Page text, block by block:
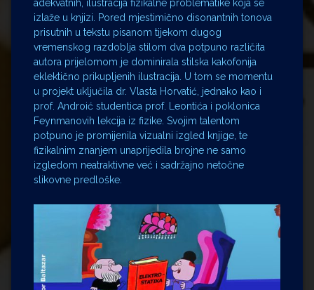
adekvatnih, ilustracija fizikalne problematike koja se
izlaže u knjizi. Pored mjestimično disonantnih tonova
prisutnih u tekstu pisanom tijekom dugog
vremenskog razdoblja stilom dva potpuno različita
autora prijelomom je dominirala stilska kakofonija
eklektično prikupljenih ilustracija. U tom se momentu
u projekt uključila dr. Vlasta Horvatić, jednako kao i
prof. Androić studentica prof. Leontića i poklonica
Feynmanovih lekcija iz fizike. Svojim talentom
potpuno je promijenila vizualni izgled knjige, te
fizikalnim znanjem unaprijedila brojne ne samo
izgledom neatraktivne već i sadržajno netočne
slikovne predloške.